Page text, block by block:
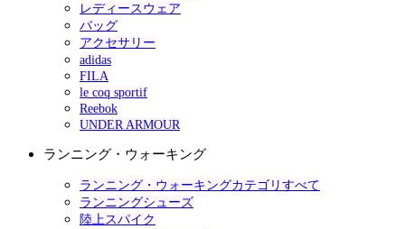
レディースウェア
バッグ
アクセサリー
adidas
FILA
le coq sportif
Reebok
UNDER ARMOUR
ランニング・ウォーキング
ランニング・ウォーキングカテゴリすべて
ランニングシューズ
陸上スパイク